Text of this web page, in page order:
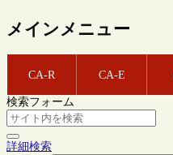
メインメニュー
CA-R CA-E
検索フォーム
詳細検索